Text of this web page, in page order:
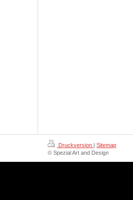
Druckversion | Sitemap
© Spezial Art and Design